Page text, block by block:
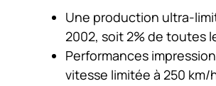
Une production ultra-
2002, soit 2% de toutes
Performances
vitesse limitée à 250 km/